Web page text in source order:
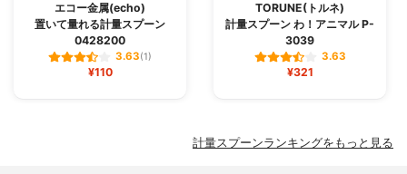
エコー金属(echo)
置いて量れる計量スプーン
0428200
3.63(1)
¥110
TORUNE(トルネ)
計量スプーン わ！アニマル P-
3039
3.63
¥321
計量スプーンランキングをもっと見る